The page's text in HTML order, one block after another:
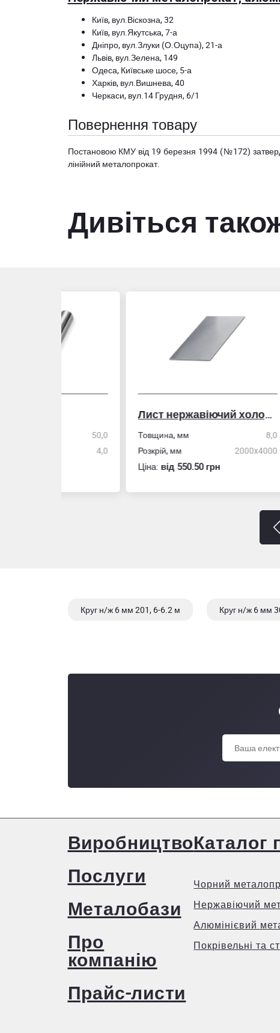
Київ, вул.Віскозна, 32
Київ, вул.Якутська, 7-а
Дніпро, вул.Злуки (О.Оцупа), 21-а
Львів, вул.Зелена, 149
Одеса, Київське шосе, 5-а
Харків, вул.Вишнева, 40
Черкаси, вул.14 Грудня, 6/1
Повернення товару
Постановою КМУ від 19 березня 1994 (№172)
лінійний металопрокат.
Дивіться
Лист нержавіючий холоднокатаний
Товщина, мм
Розкрій, мм
2000x4000
вiд 550.50 грн
Стінка,
Розмір,
Круг н/ж 6 мм 201, 6-6.2 м Круг н/ж 6 мм
Виробництво
Послуги
Металобази
Про
компанію
Прайс-листи
Каталог
Чорний
Нержавіючий
Алюмінієвий
Покрівельні та